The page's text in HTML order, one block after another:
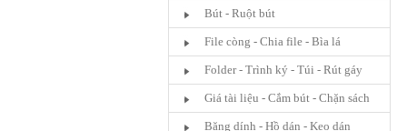
Bút - Ruột bút
File còng - Chia file - Bìa lá
Folder - Trình ký - Túi - Rút gáy
Giá tài liệu - Cắm bút - Chặn sách
Băng dính - Hồ dán - Keo dán